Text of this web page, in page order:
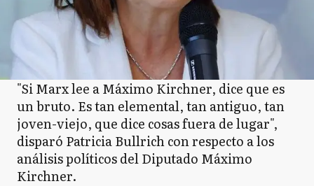
"Si Marx lee a Máximo Kirchner, dice que es
un bruto. Es tan elemental, tan antiguo, tan
joven-viejo, que dice cosas fuera de lugar",
disparó Patricia Bullrich con respecto a los
análisis políticos del Diputado Máximo
Kirchner.